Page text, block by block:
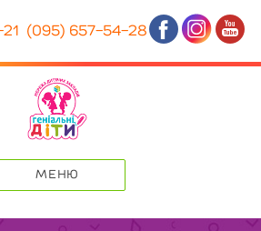
(095) 657-54-28
МЕНЮ